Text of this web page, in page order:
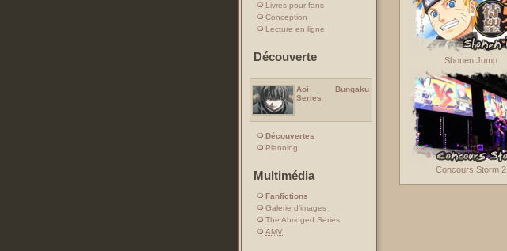
Livres pour fans
Conception
Lecture en ligne
Découverte
Aoi Bungaku
Series
Découvertes
Planning
Multimédia
Fanfictions
Galerie d'images
The Abridged Series
AMV
Shonen Jump
Concours Storm 2